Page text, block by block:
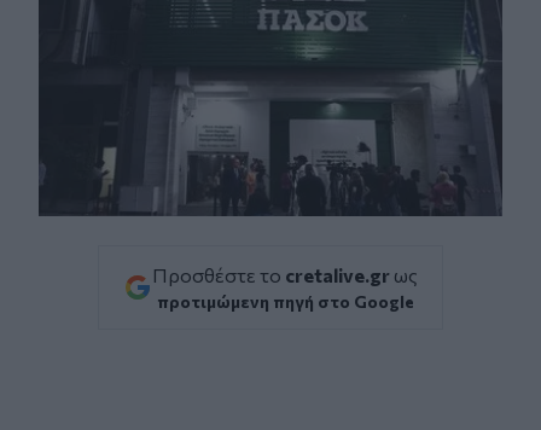
Προσθέστε το cretalive.gr ως
προτιμώμενη πηγή στο Google